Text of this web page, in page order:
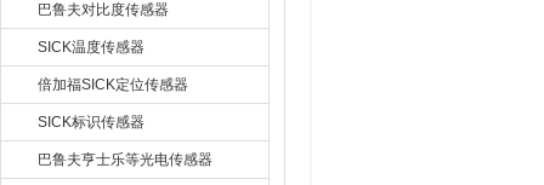
巴鲁夫对比度传感器
SICK温度传感器
倍加福SICK定位传感器
SICK标识传感器
巴鲁夫亨士乐等光电传感器